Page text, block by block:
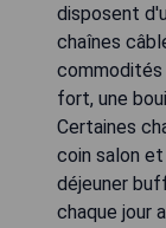
disposent
chaînes
fort, une
Certaines
coin salon
déjeuner
chaque jour